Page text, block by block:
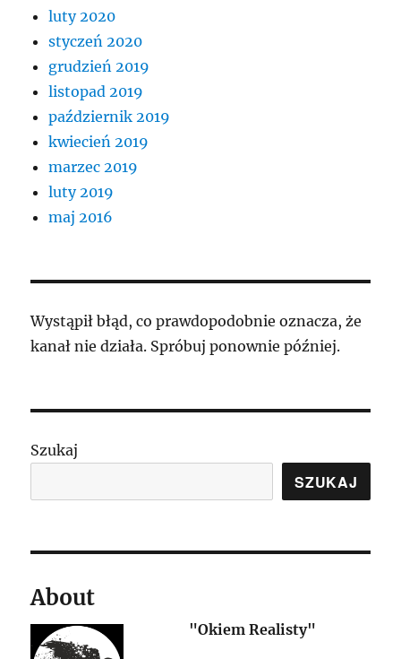
luty 2020
styczeń 2020
grudzień 2019
listopad 2019
październik 2019
kwiecień 2019
marzec 2019
luty 2019
maj 2016
Wystąpił błąd, co prawdopodobnie oznacza, że
kanał nie działa. Spróbuj ponownie później.
Szukaj
SZUKAJ
About
"Okiem Realisty"